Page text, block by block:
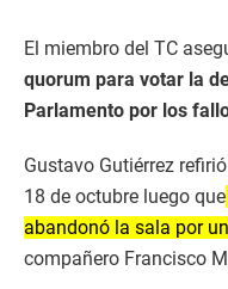
El miembro del TC
quorum para votar la
Parlamento por los
Gustavo Gutiérrez
18 de octubre luego que
abandonó la sala por
compañero Francisco